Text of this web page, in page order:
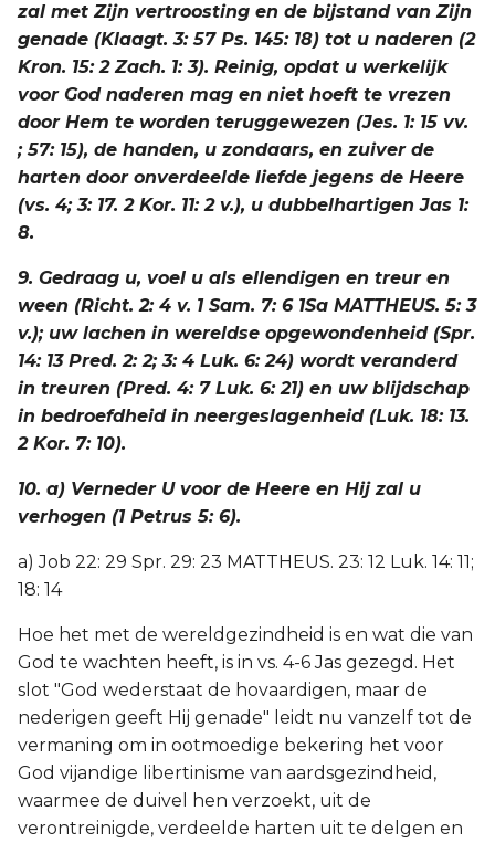
zal met Zijn vertroosting en de bijstand van Zijn
genade (Klaagt. 3: 57 Ps. 145: 18) tot u naderen (2
Kron. 15: 2 Zach. 1: 3). Reinig, opdat u werkelijk
voor God naderen mag en niet hoeft te vrezen
door Hem te worden teruggewezen (Jes. 1: 15 vv.
; 57: 15), de handen, u zondaars, en zuiver de
harten door onverdeelde liefde jegens de Heere
(vs. 4; 3: 17. 2 Kor. 11: 2 v.), u dubbelhartigen Jas 1:
8.
9. Gedraag u, voel u als ellendigen en treur en
ween (Richt. 2: 4 v. 1 Sam. 7: 6 1Sa MATTHEUS. 5: 3
v.); uw lachen in wereldse opgewondenheid (Spr.
14: 13 Pred. 2: 2; 3: 4 Luk. 6: 24) wordt veranderd
in treuren (Pred. 4: 7 Luk. 6: 21) en uw blijdschap
in bedroefdheid in neergeslagenheid (Luk. 18: 13.
2 Kor. 7: 10).
10. a) Verneder U voor de Heere en Hij zal u
verhogen (1 Petrus 5: 6).
a) Job 22: 29 Spr. 29: 23 MATTHEUS. 23: 12 Luk. 14: 11;
18: 14
Hoe het met de wereldgezindheid is en wat die van
God te wachten heeft, is in vs. 4-6 Jas gezegd. Het
slot "God wederstaat de hovaardigen, maar de
nederigen geeft Hij genade" leidt nu vanzelf tot de
vermaning om in ootmoedige bekering het voor
God vijandige libertinisme van aardsgezindheid,
waarmee de duivel hen verzoekt, uit de
verontreinigde, verdeelde harten uit te delgen en